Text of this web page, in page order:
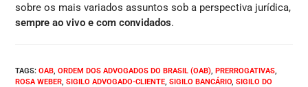
sobre os mais variados assuntos sob a perspectiva jurídica,
sempre ao vivo e com convidados.
TAGS:OAB, ORDEM DOS ADVOGADOS DO BRASIL (OAB), PRERROGATIVAS,
ROSA WEBER, SIGILO ADVOGADO-CLIENTE, SIGILO BANCÁRIO, SIGILO DO